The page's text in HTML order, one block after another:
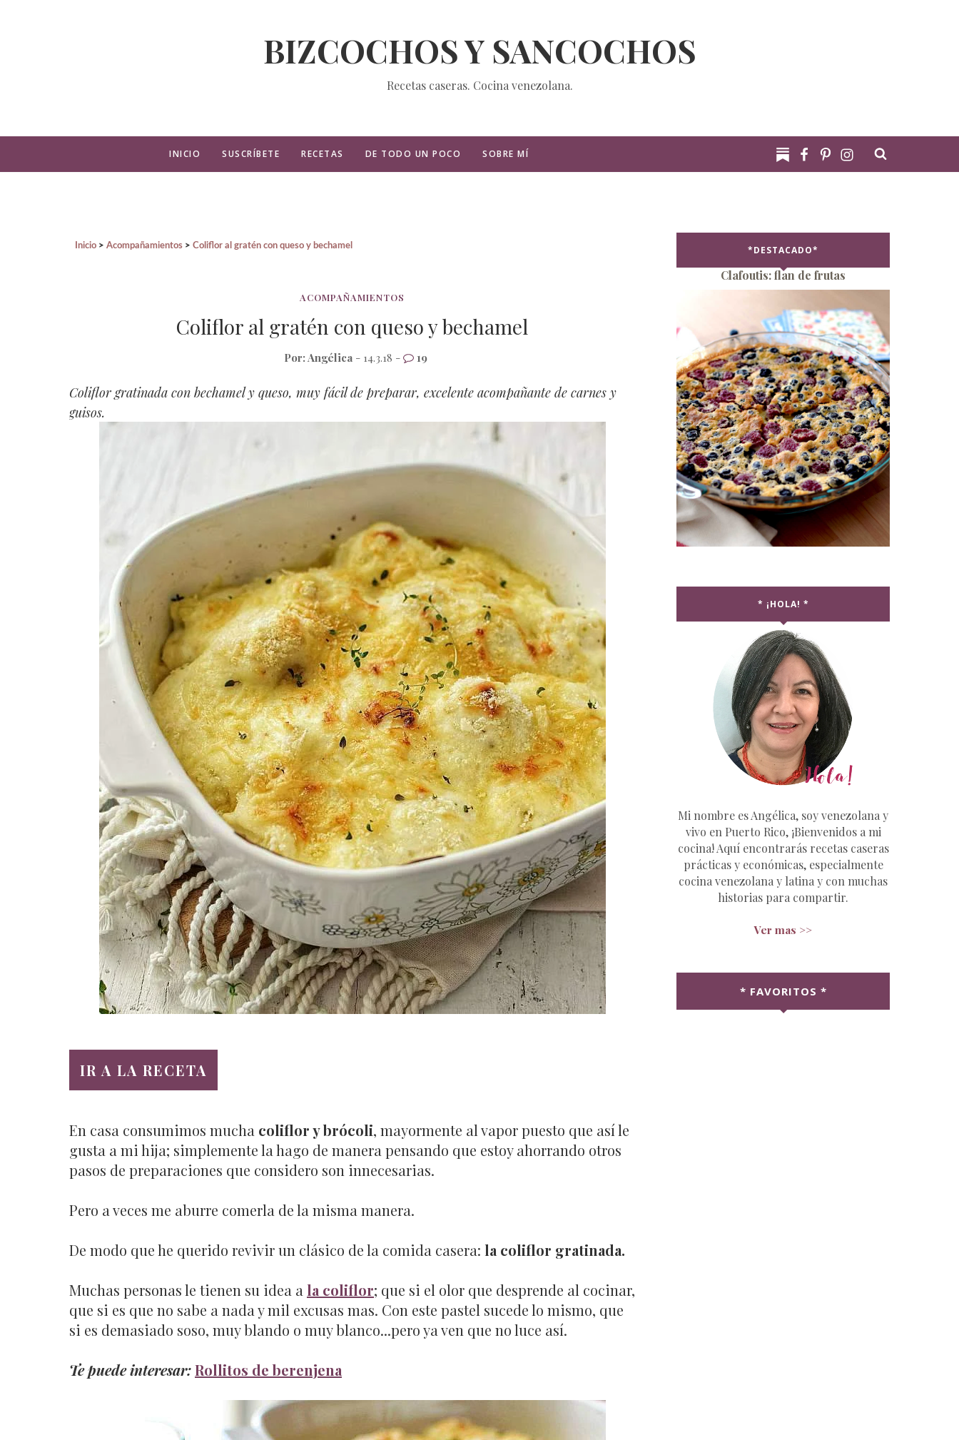
BIZCOCHOS Y SANCOCHOS
Recetas caseras. Cocina venezolana.
INICIO SUSCRÍBETE RECETAS DE TODO UN POCO SOBRE MÍ
Inicio Acompañamientos Coliflor al gratén con queso y bechamel
ACOMPAÑAMIENTOS
Coliflor al gratén con queso y bechamel
Por:Angélica- 14.3.18 - 19
Coliflor gratinada con bechamel y queso, muy fácil de preparar, excelente acompañante de carnes y
guisos.
IR A LA RECETA
En casa consumimos mucha coliflor y brócoli, mayormente al vapor puesto que así le
gusta a mi hija; simplemente la hago de manera pensando que estoy ahorrando otros
pasos de preparaciones que considero son innecesarias.
Pero a veces me aburre comerla de la misma manera.
De modo que he querido revivir un clásico de la comida casera: la coliflor gratinada.
Muchas personas le tienen su idea a la coliflor; que si el olor que desprende al cocinar,
que si es que no sabe a nada y mil excusas mas. Con este pastel sucede lo mismo, que
si es demasiado soso, muy blando o muy blanco...pero ya ven que no luce así.
Te puede interesar:Rollitos de berenjena
*DESTACADO*
Clafoutis: flan de frutas
* ¡HOLA! *
Mi nombre es Angélica, soy venezolana y
vivo en Puerto Rico, ¡Bienvenidos a mi
cocina! Aquí encontrarás recetas caseras
prácticas y económicas, especialmente
cocina venezolana y latina y con muchas
historias para compartir.
Ver mas >>
* FAVORITOS *